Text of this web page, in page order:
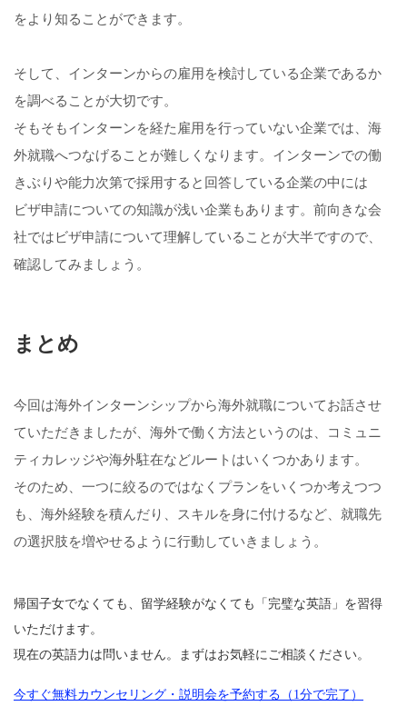
をより知ることができます。
そして、インターンからの雇用を検討している企業であるか
を調べることが大切です。
そもそもインターンを経た雇用を行っていない企業では、海
外就職へつなげることが難しくなります。インターンでの働
きぶりや能力次第で採用すると回答している企業の中には
ビザ申請についての知識が浅い企業もあります。前向きな会
社ではビザ申請について理解していることが大半ですので、
確認してみましょう。
まとめ
今回は海外インターンシップから海外就職についてお話させ
ていただきましたが、海外で働く方法というのは、コミュニ
ティカレッジや海外駐在などルートはいくつかあります。
そのため、一つに絞るのではなくプランをいくつか考えつつ
も、海外経験を積んだり、スキルを身に付けるなど、就職先
の選択肢を増やせるように行動していきましょう。
帰国子女でなくても、留学経験がなくても「完璧な英語」を習得
いただけます。
現在の英語力は問いません。まずはお気軽にご相談ください。
今すぐ無料カウンセリング・説明会を予約する（1分で完了）